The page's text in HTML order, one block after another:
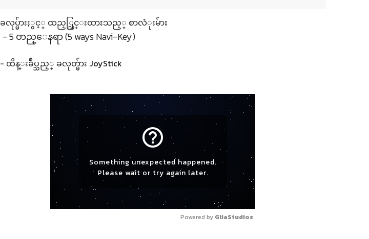
ခလုပ္မ်ားႏွင့္ ထည့္သြင္းထားသည့္ စာလံုးမ်ား
- 5 တည္ေနရာ (5 ways Navi-Key)
- ထိန္းခ်ဳပ္သည့္ ခလုတ္မ်ား JoyStick
help_outline
Something unexpected happened.
Please wait or try again later.
Powered by GliaStudios